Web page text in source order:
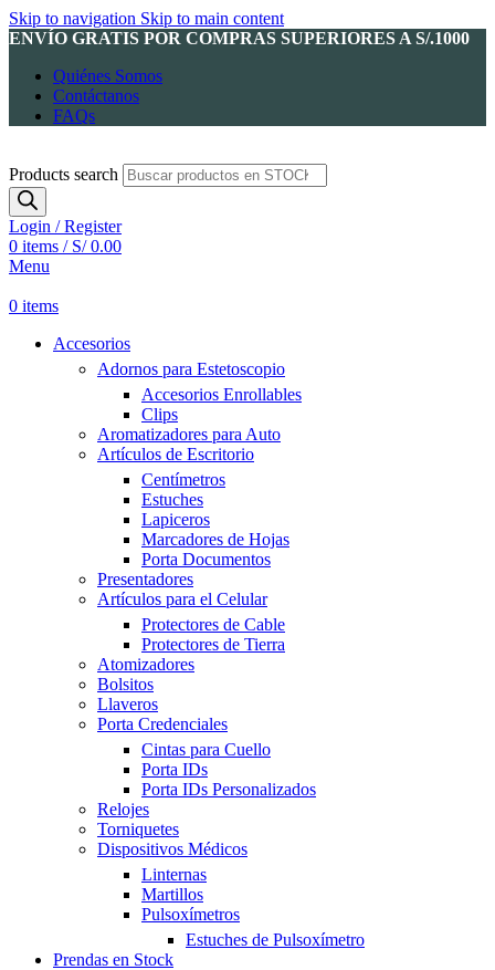
Skip to navigation Skip to main content
ENVÍO GRATIS POR COMPRAS SUPERIORES A S/.1000
Quiénes Somos
Contáctanos
FAQs
Products search
Login / Register
0 items / S/0.00
Menu
0 items
Accesorios
Adornos para Estetoscopio
Accesorios Enrollables
Clips
Aromatizadores para Auto
Artículos de Escritorio
Centímetros
Estuches
Lapiceros
Marcadores de Hojas
Porta Documentos
Presentadores
Artículos para el Celular
Protectores de Cable
Protectores de Tierra
Atomizadores
Bolsitos
Llaveros
Porta Credenciales
Cintas para Cuello
Porta IDs
Porta IDs Personalizados
Relojes
Torniquetes
Dispositivos Médicos
Linternas
Martillos
Pulsoxímetros
Estuches de Pulsoxímetro
Prendas en Stock